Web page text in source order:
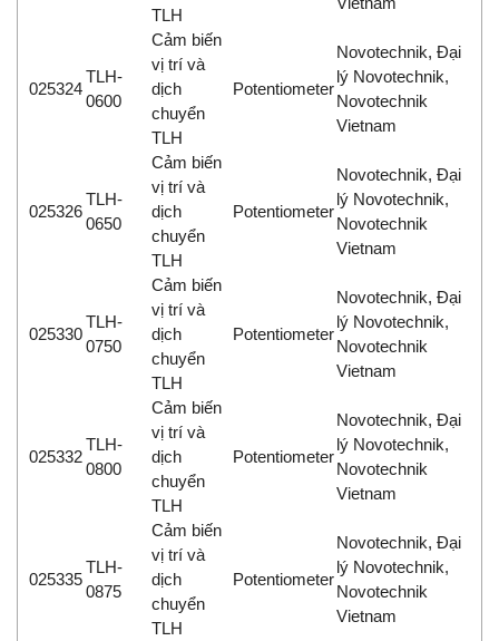
TLH
025324
TLH-
0600
Cảm biến
vị trí và
dịch
chuyển
TLH
Potentiometer
Novotechnik, Đại
lý Novotechnik,
Novotechnik
Vietnam
025326
TLH-
0650
Cảm biến
vị trí và
dịch
chuyển
TLH
Potentiometer
Novotechnik, Đại
lý Novotechnik,
Novotechnik
Vietnam
025330
TLH-
0750
Cảm biến
vị trí và
dịch
chuyển
TLH
Potentiometer
Novotechnik, Đại
lý Novotechnik,
Novotechnik
Vietnam
025332
TLH-
0800
Cảm biến
vị trí và
dịch
chuyển
TLH
Potentiometer
Novotechnik, Đại
lý Novotechnik,
Novotechnik
Vietnam
025335
TLH-
0875
Cảm biến
vị trí và
dịch
chuyển
TLH
Potentiometer
Novotechnik, Đại
lý Novotechnik,
Novotechnik
Vietnam